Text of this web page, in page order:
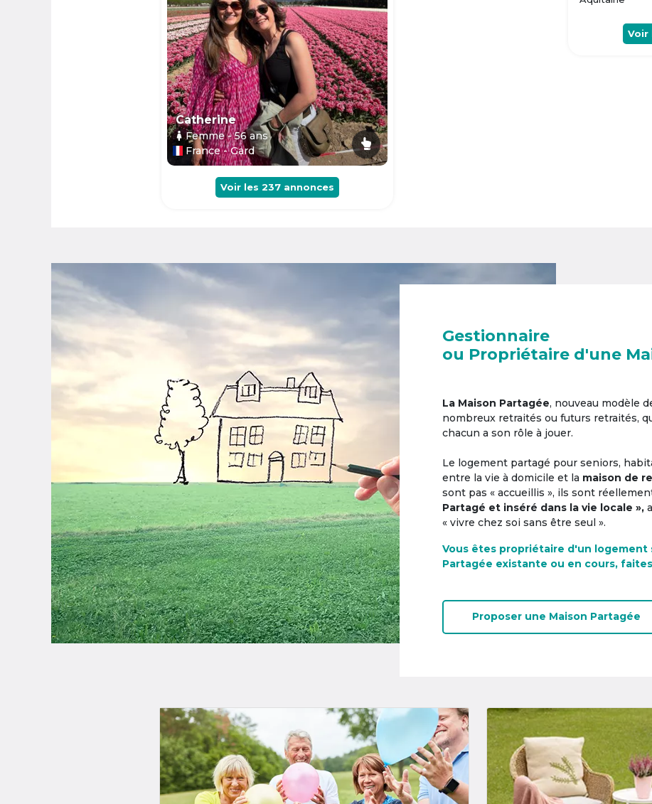
Catherine
Femme- 56ans
France - Gard
Voir les 237 annonces
Voir
Gestionnaire
ou Propriétaire d'une
La Maison Partagée, nouveau modèle
nombreux retraités ou futurs retraités,
chacun a son rôle à jouer.
Le logement partagé pour seniors,
entre la vie à domicile et la maison de
sont pas « accueillis », ils sont
Partagé et inséré dans la vie locale »,
« vivre chez soi sans être seul ».
Vous êtes propriétaire d'un logement
Partagée existante ou en cours,
Proposer une Maison Partagée